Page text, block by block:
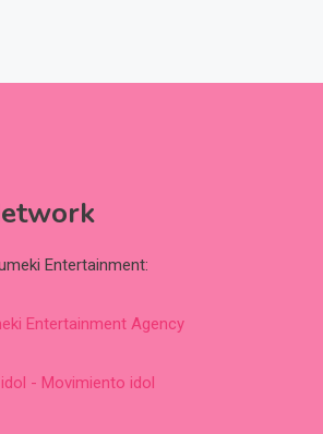
Entertainment:
Entertainment Agency
- Movimiento idol